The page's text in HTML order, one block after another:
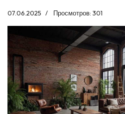
07.06.2025 Просмотров: 301